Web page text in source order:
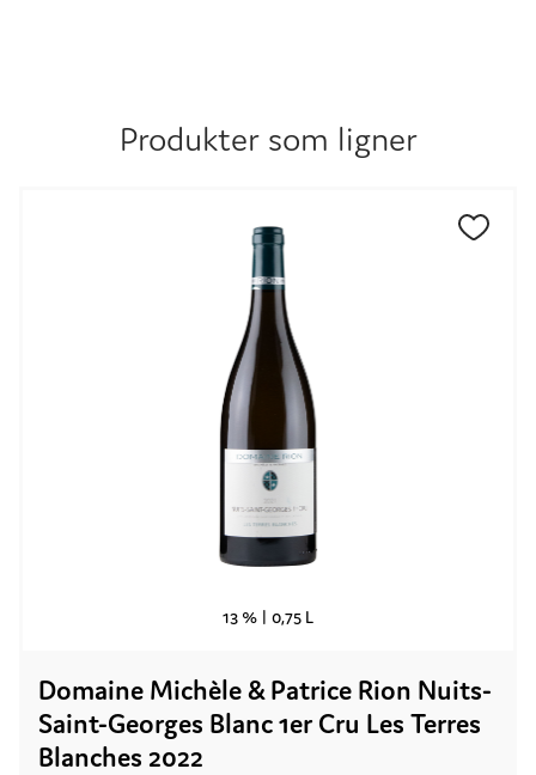
Produkter som ligner
13 % | 0,75 L
Domaine Michèle & Patrice Rion Nuits-
Saint-Georges Blanc 1er Cru Les Terres
Blanches 2022